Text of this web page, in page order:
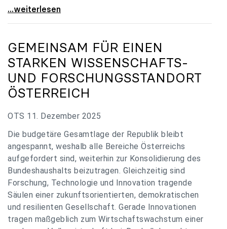
„Verzögerung unverständlich“: Universitäten
...weiterlesen
GEMEINSAM FÜR EINEN
STARKEN WISSENSCHAFTS-
UND FORSCHUNGSSTANDORT
ÖSTERREICH
OTS 11. Dezember 2025
Die budgetäre Gesamtlage der Republik bleibt
angespannt, weshalb alle Bereiche Österreichs
aufgefordert sind, weiterhin zur Konsolidierung des
Bundeshaushalts beizutragen. Gleichzeitig sind
Forschung, Technologie und Innovation tragende
Säulen einer zukunftsorientierten, demokratischen
und resilienten Gesellschaft. Gerade Innovationen
tragen maßgeblich zum Wirtschaftswachstum einer